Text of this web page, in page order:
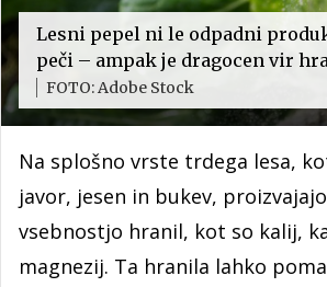
Lesni pepel ni le odpadni
peči – ampak je dragocen vir
FOTO: Adobe Stock
Na splošno vrste trdega lesa,
javor, jesen in bukev,
vsebnostjo hranil, kot so kalij,
magnezij. Ta hranila lahko